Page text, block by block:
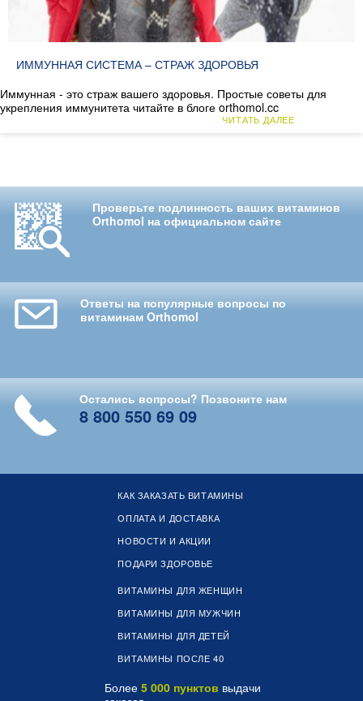
ИММУННАЯ СИСТЕМА – СТРАЖ ЗДОРОВЬЯ
Иммунная - это страж вашего здоровья. Простые советы для
укрепления иммунитета читайте в блоге orthomol.cc
ЧИТАТЬ ДАЛЕЕ
Проверьте подлинность ваших витаминов
Orthomol на официальном сайте
Ответы на популярные вопросы по
витаминам Orthomol
Остались вопросы? Позвоните нам
8 800 550 69 09
КАК ЗАКАЗАТЬ ВИТАМИНЫ
ОПЛАТА И ДОСТАВКА
НОВОСТИ И АКЦИИ
ПОДАРИ ЗДОРОВЬЕ
ВИТАМИНЫ ДЛЯ ЖЕНЩИН
ВИТАМИНЫ ДЛЯ МУЖЧИН
ВИТАМИНЫ ДЛЯ ДЕТЕЙ
ВИТАМИНЫ ПОСЛЕ 40
Более 5 000 пунктов выдачи